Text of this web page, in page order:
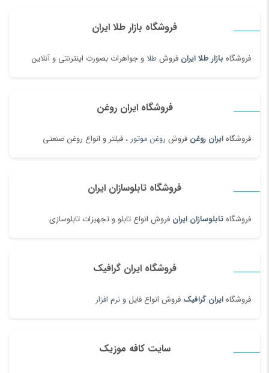
فروشگاه بازار طلا ایران
فروشگاه بازار طلا ایران فروشطلا و جواهرات بصورت اینترنتی و آنلاین
فروشگاه ایران روغن
فروشگاهایران روغن فروش روغن موتور ، فیلتر و انواع روغن صنعتی
فروشگاه تابلوسازان ایران
فروشگاهتابلوسازان ایران فروش انواع تابلو و تجهیزات تابلوسازی
فروشگاه ایران گرافیک
فروشگاهایران گرافیک فروش انواع فایل و نرم افزار
سایت کافه موزیک